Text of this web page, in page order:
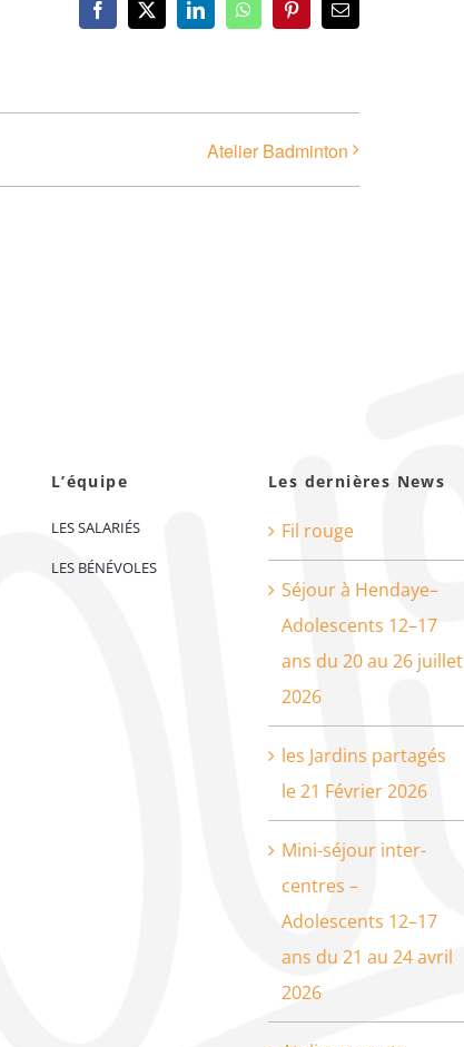
Facebook
X LinkedInWhatsAppPinterestEmail
Atelier Badminton
L’équipe
LES SALARIÉS
LES BÉNÉVOLES
Les dernières News
Fil rouge
Séjour à Hendaye–
Adolescents 12–17
ans du 20 au 26 juillet
2026
les Jardins partagés
le 21 Février 2026
Mini-séjour inter-
centres –
Adolescents 12–17
ans du 21 au 24 avril
2026